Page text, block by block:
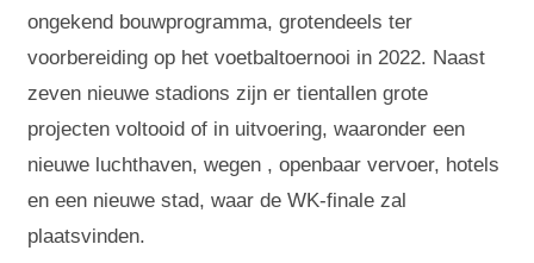
ongekend bouwprogramma, grotendeels ter
voorbereiding op het voetbaltoernooi in 2022. Naast
zeven nieuwe stadions zijn er tientallen grote
projecten voltooid of in uitvoering, waaronder een
nieuwe luchthaven, wegen , openbaar vervoer, hotels
en een nieuwe stad, waar de WK-finale zal
plaatsvinden.